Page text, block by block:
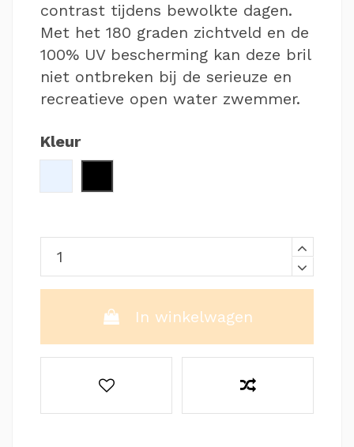
contrast tijdens bewolkte dagen.
Met het 180 graden zichtveld en de
100% UV bescherming kan deze bril
niet ontbreken bij de serieuze en
recreatieve open water zwemmer.
Kleur
In winkelwagen